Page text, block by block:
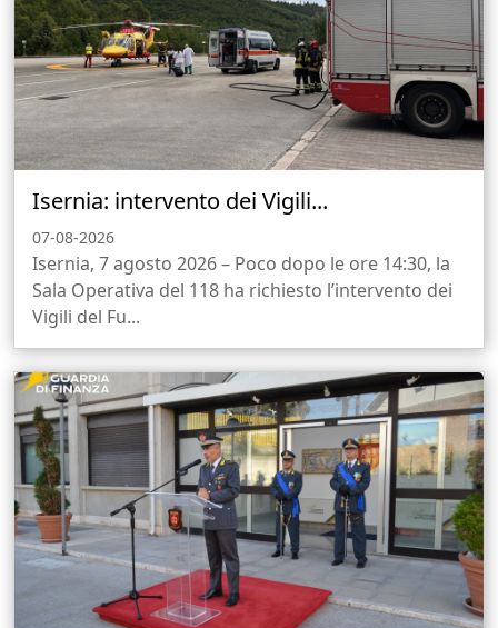
Isernia: intervento dei Vigili...
07-08-2026
Isernia, 7 agosto 2026 – Poco dopo le ore 14:30, la
Sala Operativa del 118 ha richiesto l’intervento dei
Vigili del Fu...